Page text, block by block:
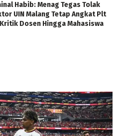
Habib: Menag Tegas Tolak
UIN Malang Tetap Angkat Plt
Kritik Dosen Hingga Mahasiswa